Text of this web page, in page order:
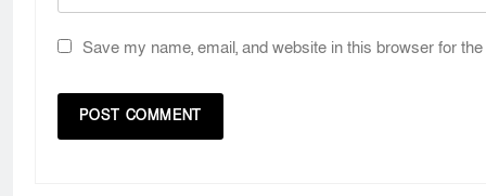
Save my name, email, and website in this browser for